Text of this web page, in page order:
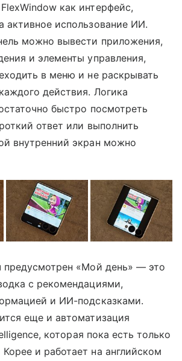
как интерфейс,
активное использование ИИ.
можно вывести приложения,
и элементы управления,
в меню и не раскрывать
действия. Логика
быстро посмотреть
ответ или выполнить
внутренний экран можно
предусмотрен «Мой день» — это
с рекомендациями,
и ИИ-подсказками.
еще и автоматизация
которая пока есть только
и работает на английском